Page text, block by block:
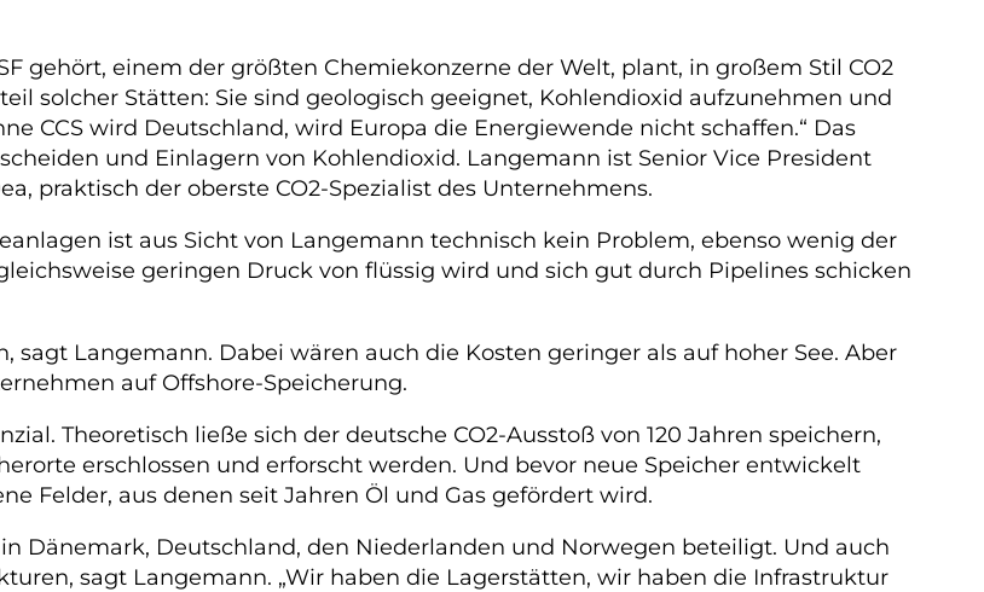
gehört, einem der größten Chemiekonzerne der Welt, plant, in großem Stil CO2
solcher Stätten: Sie sind geologisch geeignet, Kohlendioxid aufzunehmen und
CCS wird Deutschland, wird Europa die Energiewende nicht schaffen.“ Das
und Einlagern von Kohlendioxid. Langemann ist Senior Vice President
praktisch der oberste CO2-Spezialist des Unternehmens.
ist aus Sicht von Langemann technisch kein Problem, ebenso wenig der
geringen Druck von flüssig wird und sich gut durch Pipelines schicken
sagt Langemann. Dabei wären auch die Kosten geringer als auf hoher See. Aber
auf Offshore-Speicherung.
Theoretisch ließe sich der deutsche CO2-Ausstoß von 120 Jahren speichern,
erschlossen und erforscht werden. Und bevor neue Speicher entwickelt
Felder, aus denen seit Jahren Öl und Gas gefördert wird.
Dänemark, Deutschland, den Niederlanden und Norwegen beteiligt. Und auch
sagt Langemann. „Wir haben die Lagerstätten, wir haben die Infrastruktur